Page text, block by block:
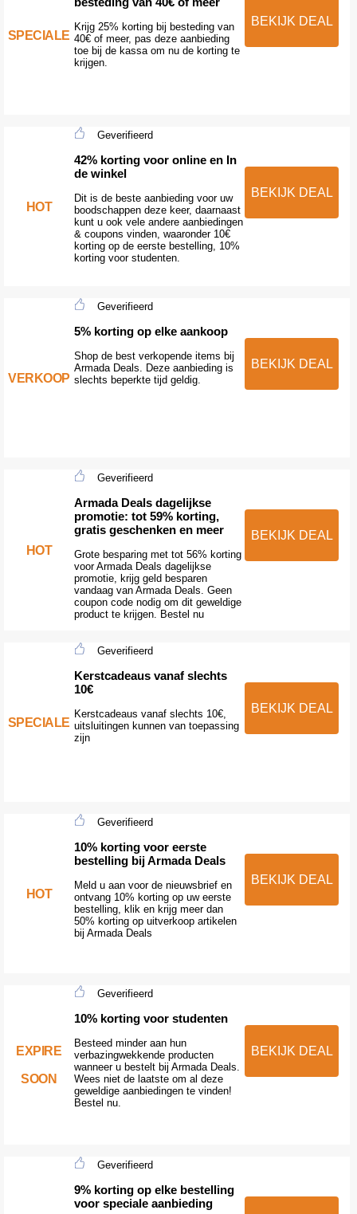
SPECIALE
Krijg 25% korting bij besteding van
40€ of meer, pas deze aanbieding
toe bij de kassa om nu de korting te
krijgen.
BEKIJK DEAL
HOT
Geverifieerd
42% korting voor online en In
de winkel
Dit is de beste aanbieding voor uw
boodschappen deze keer, daarnaast
kunt u ook vele andere aanbiedingen
& coupons vinden, waaronder 10€
korting op de eerste bestelling, 10%
korting voor studenten.
BEKIJK DEAL
VERKOOP
Geverifieerd
5% korting op elke aankoop
Shop de best verkopende items bij
Armada Deals. Deze aanbieding is
slechts beperkte tijd geldig.
BEKIJK DEAL
HOT
Geverifieerd
Armada Deals dagelijkse
promotie: tot 59% korting,
gratis geschenken en meer
Grote besparing met tot 56% korting
voor Armada Deals dagelijkse
promotie, krijg geld besparen
vandaag van Armada Deals. Geen
coupon code nodig om dit geweldige
product te krijgen. Bestel nu
BEKIJK DEAL
SPECIALE
Geverifieerd
Kerstcadeaus vanaf slechts
10€
Kerstcadeaus vanaf slechts 10€,
uitsluitingen kunnen van toepassing
zijn
BEKIJK DEAL
HOT
Geverifieerd
10% korting voor eerste
bestelling bij Armada Deals
Meld u aan voor de nieuwsbrief en
ontvang 10% korting op uw eerste
bestelling, klik en krijg meer dan
50% korting op uitverkoop artikelen
bij Armada Deals
BEKIJK DEAL
EXPIRE
SOON
Geverifieerd
10% korting voor studenten
Besteed minder aan hun
verbazingwekkende producten
wanneer u bestelt bij Armada Deals.
Wees niet de laatste om al deze
geweldige aanbiedingen te vinden!
Bestel nu.
BEKIJK DEAL
Geverifieerd
9% korting op elke bestelling
voor speciale aanbieding